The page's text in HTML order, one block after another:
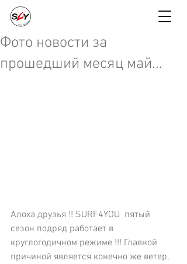
Фото новости за
прошедший месяц май...
Алоха друзья !! SURF4YOU  пятый
сезон подряд работает в
круглогодичном режиме !!! Главной
причиной является конечно же ветер,